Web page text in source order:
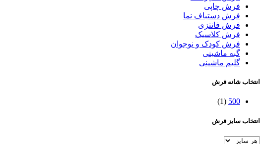
فرش چاپی
فرش دستباف نما
فرش فانتزی
فرش کلاسیک
فرش کودک و نوجوان
گبه ماشینی
گلیم ماشینی
انتخاب شانه فرش
500
(1)
انتخاب سایز فرش